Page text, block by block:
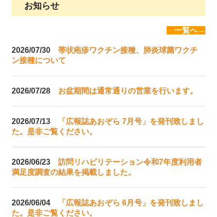
お知らせ
一覧へ→
2026/07/30帯状疱疹ワクチン接種、肺炎球菌ワクチ
ン接種について
2026/07/28 お盆期間は通常通りの営業を行います。
2026/07/13
「広報誌あおぞら 7月号」を発刊致しまし
た。是非ご覧ください。
2026/06/23訪問リハビリテーション令和7年度利用者
満足度調査の結果を掲載しました。
2026/06/04
「広報誌あおぞら 6月号」を発刊致しまし
た。是非ご覧ください。